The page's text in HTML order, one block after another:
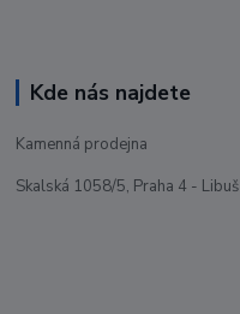
Kde nás najdete
Kamenná prodejna
Skalská 1058/5, Praha 4 - Libuš